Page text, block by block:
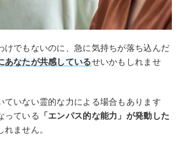
けでもないのに、急に気持ちが落ち込んだ
あなたが共感しているせいかもしれませ
ていない霊的な力による場合もあります
っている
「エンパス的な能力」が発動した
ません。